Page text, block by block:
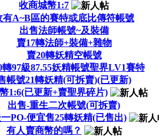
收商城幣1:7
有A~B區的賽特或底比傳符帳號
出售法師帳號~及裝備
賣17轉法師+裝備+雜物
賣20轉妖精空帳號
轉97級87.55妖精帳號聖界LV1賽特
帳號21轉妖精(可拆賣)(已更新)
1:6(已更新+賣聖界碎片)
出售-重生二次帳號(可拆賣)
一PO-便宜售25轉妖精(已售出)
有人賣商幣的嗎？